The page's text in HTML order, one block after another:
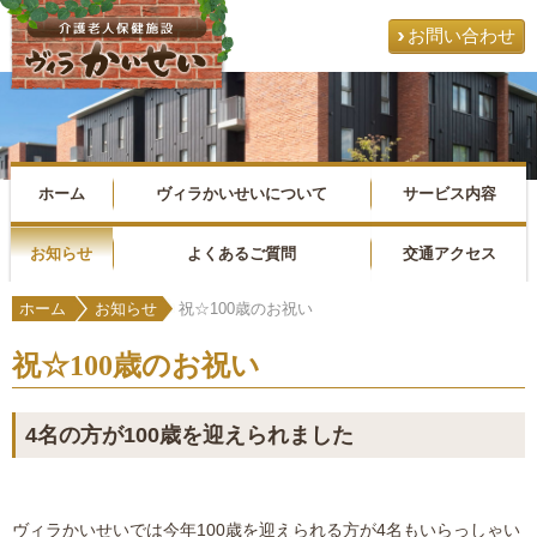
お問い合わせ
ホーム ヴィラかいせいについて サービス内容
お知らせ よくあるご質問 交通アクセス
ホーム お知らせ 祝☆100歳のお祝い
祝☆100歳のお祝い
4名の方が100歳を迎えられました
ヴィラかいせいでは今年100歳を迎えられる方が4名もいらっしゃい